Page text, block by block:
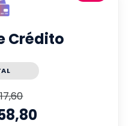
Crédito